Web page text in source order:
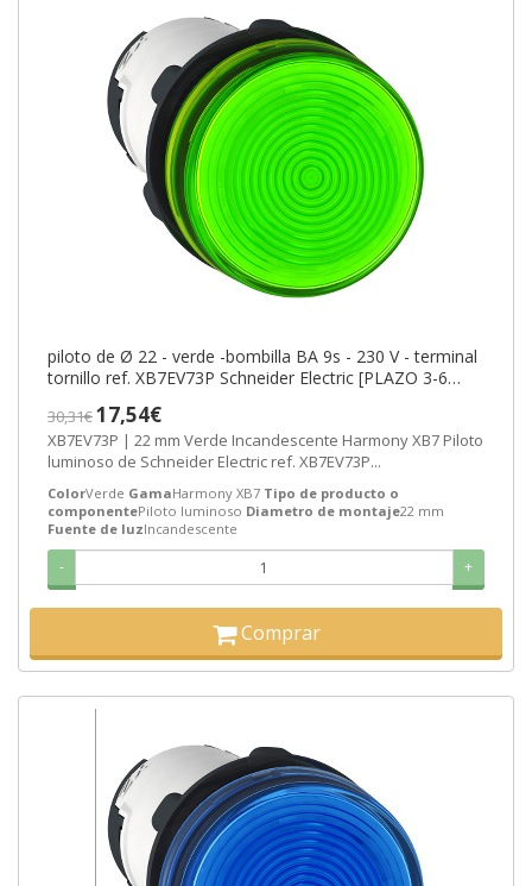
piloto de Ø 22 - verde -bombilla BA 9s - 230 V - terminal
tornillo ref. XB7EV73P Schneider Electric [PLAZO 3-6
30,31€17,54€
XB7EV73P | 22 mm Verde Incandescente Harmony XB7 Piloto
luminoso de Schneider Electric ref. XB7EV73P...
ColorVerde GamaHarmony XB7 Tipo de producto o
componentePiloto luminoso Diametro de montaje22 mm
Fuente de luzIncandescente
- +
Comprar